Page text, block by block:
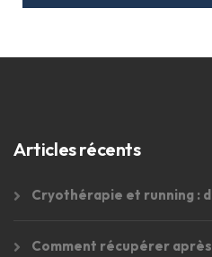
Articles récents
Cryothérapie et running :
Comment récupérer